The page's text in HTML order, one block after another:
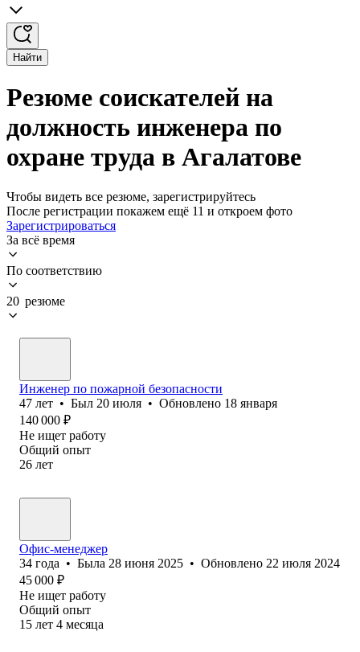
Найти
Резюме соискателей на
должность инженера по
охране труда в Агалатове
Чтобы видеть все резюме, зарегистрируйтесь
После регистрации покажем ещё 11 и откроем фото
Зарегистрироваться
За всё время
По соответствию
20 резюме
Инженер по пожарной безопасности
47 лет • Был 20 июля • Обновлено 18 января
140 000 ₽
Не ищет работу
Общий опыт
26 лет
Офис-менеджер
34 года • Была 28 июня 2025 • Обновлено 22 июля 2024
45 000 ₽
Не ищет работу
Общий опыт
15 лет 4 месяца